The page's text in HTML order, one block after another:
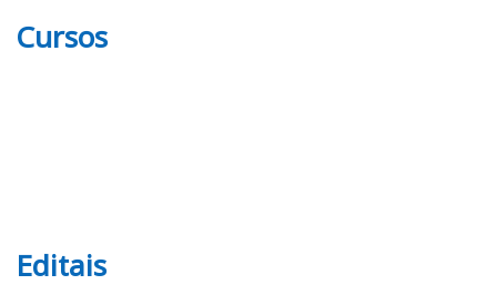
Cursos
Editais UFPI (PI)
Editais